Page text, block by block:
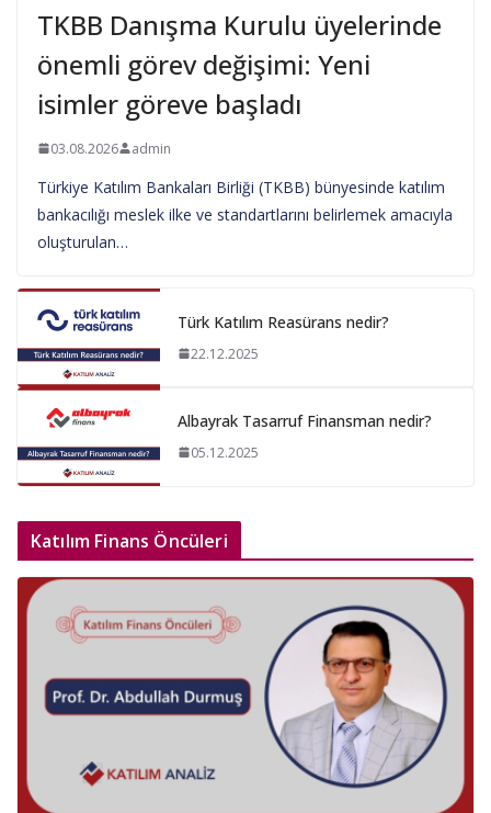
TKBB Danışma Kurulu üyelerinde
önemli görev değişimi: Yeni
isimler göreve başladı
03.08.2026 admin
Türkiye Katılım Bankaları Birliği (TKBB) bünyesinde katılım
bankacılığı meslek ilke ve standartlarını belirlemek amacıyla
oluşturulan…
Türk Katılım Reasürans nedir?
22.12.2025
Albayrak Tasarruf Finansman nedir?
05.12.2025
Katılım Finans Öncüleri